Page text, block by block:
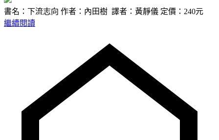
書名：下流志向 作者：內田樹 譯者：黃靜儀 定價：240元
繼續閱讀